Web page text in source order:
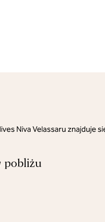
Niva Velassaru znajduje
pobliżu